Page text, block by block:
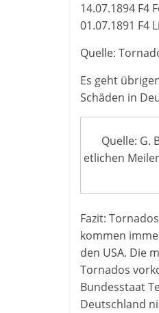
14.07.1894 F4
01.07.1891 F4
Quelle:
Es geht
Schäden in
Quelle: G.
etlichen
Fazit:
kommen
den USA. Die
Tornados
Bundesstaat
Deutschland